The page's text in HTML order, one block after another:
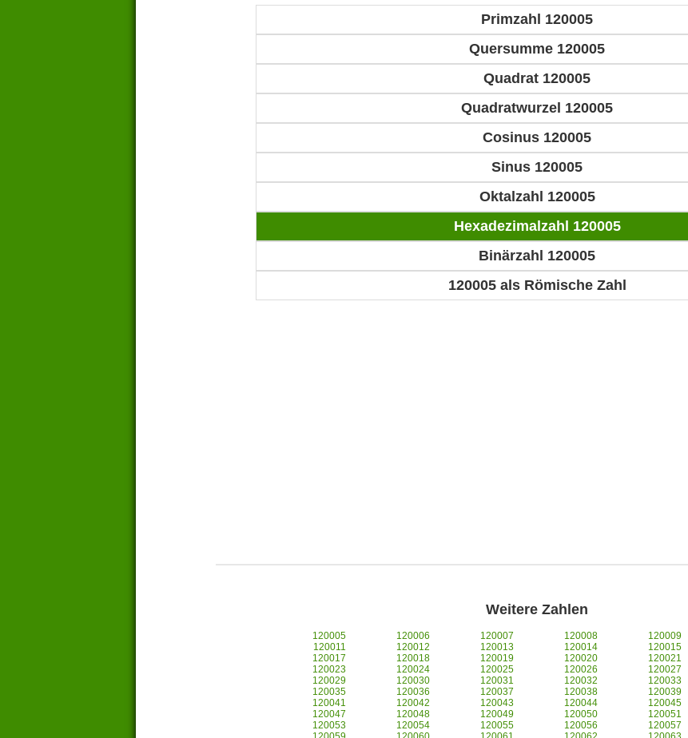
Primzahl 120005
Quersumme 120005
Quadrat 120005
Quadratwurzel 120005
Cosinus 120005
Sinus 120005
Oktalzahl 120005
Hexadezimalzahl 120005
Binärzahl 120005
120005 als Römische Zahl
Weitere Zahlen
120005 120006 120007 120008 120009
120011
120012 120013 120014 120015
120017
120018 120019 120020 120021
120023
120024 120025 120026 120027
120029
120030 120031 120032 120033
120035
120036 120037 120038 120039
120041
120042 120043 120044 120045
120047
120048 120049 120050 120051
120053
120054 120055 120056 120057